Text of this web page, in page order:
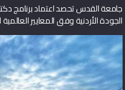
جامعة القدس تحصد اعتماد برنامج
الجودة الأردنية وفق المعايير